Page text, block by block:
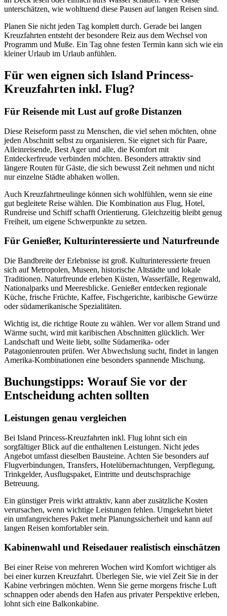
unterschätzen, wie wohltuend diese Pausen auf langen Reisen sind.
Planen Sie nicht jeden Tag komplett durch. Gerade bei langen
Kreuzfahrten entsteht der besondere Reiz aus dem Wechsel von
Programm und Muße. Ein Tag ohne festen Termin kann sich wie ein
kleiner Urlaub im Urlaub anfühlen.
Für wen eignen sich Island Princess-
Kreuzfahrten inkl. Flug?
Für Reisende mit Lust auf große Distanzen
Diese Reiseform passt zu Menschen, die viel sehen möchten, ohne
jeden Abschnitt selbst zu organisieren. Sie eignet sich für Paare,
Alleinreisende, Best Ager und alle, die Komfort mit
Entdeckerfreude verbinden möchten. Besonders attraktiv sind
längere Routen für Gäste, die sich bewusst Zeit nehmen und nicht
nur einzelne Städte abhaken wollen.
Auch Kreuzfahrtneulinge können sich wohlfühlen, wenn sie eine
gut begleitete Reise wählen. Die Kombination aus Flug, Hotel,
Rundreise und Schiff schafft Orientierung. Gleichzeitig bleibt genug
Freiheit, um eigene Schwerpunkte zu setzen.
Für Genießer, Kulturinteressierte und Naturfreunde
Die Bandbreite der Erlebnisse ist groß. Kulturinteressierte freuen
sich auf Metropolen, Museen, historische Altstädte und lokale
Traditionen. Naturfreunde erleben Küsten, Wasserfälle, Regenwald,
Nationalparks und Meeresblicke. Genießer entdecken regionale
Küche, frische Früchte, Kaffee, Fischgerichte, karibische Gewürze
oder südamerikanische Spezialitäten.
Wichtig ist, die richtige Route zu wählen. Wer vor allem Strand und
Wärme sucht, wird mit karibischen Abschnitten glücklich. Wer
Landschaft und Weite liebt, sollte Südamerika- oder
Patagonienrouten prüfen. Wer Abwechslung sucht, findet in langen
Amerika-Kombinationen eine besonders spannende Mischung.
Buchungstipps: Worauf Sie vor der
Entscheidung achten sollten
Leistungen genau vergleichen
Bei Island Princess-Kreuzfahrten inkl. Flug lohnt sich ein
sorgfältiger Blick auf die enthaltenen Leistungen. Nicht jedes
Angebot umfasst dieselben Bausteine. Achten Sie besonders auf
Flugverbindungen, Transfers, Hotelübernachtungen, Verpflegung,
Trinkgelder, Ausflugspaket, Eintritte und deutschsprachige
Betreuung.
Ein günstiger Preis wirkt attraktiv, kann aber zusätzliche Kosten
verursachen, wenn wichtige Leistungen fehlen. Umgekehrt bietet
ein umfangreicheres Paket mehr Planungssicherheit und kann auf
langen Reisen komfortabler sein.
Kabinenwahl und Reisedauer realistisch einschätzen
Bei einer Reise von mehreren Wochen wird Komfort wichtiger als
bei einer kurzen Kreuzfahrt. Überlegen Sie, wie viel Zeit Sie in der
Kabine verbringen möchten. Wenn Sie gerne morgens frische Luft
schnappen oder abends den Hafen aus privater Perspektive erleben,
lohnt sich eine Balkonkabine.